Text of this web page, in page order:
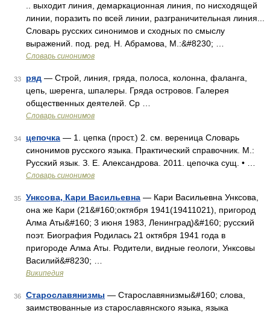
.. выходит линия, демаркационная линия, по нисходящей
линии, поразить по всей линии, разграничительная линия...
Словарь русских синонимов и сходных по смыслу
выражений. под. ред. Н. Абрамова, М.:&#8230; …
Словарь синонимов
33 ряд — Строй, линия, гряда, полоса, колонна, фаланга,
цепь, шеренга, шпалеры. Гряда островов. Галерея
общественных деятелей. Ср …
Словарь синонимов
34 цепочка — 1. цепка (прост.) 2. см. вереница Словарь
синонимов русского языка. Практический справочник. М.:
Русский язык. З. Е. Александрова. 2011. цепочка сущ. • …
Словарь синонимов
35 Унксова, Кари Васильевна — Кари Васильевна Унксова,
она же Кари (21&#160;октября 1941(19411021), пригород
Алма Аты&#160; 3 июня 1983, Ленинград)&#160; русский
поэт. Биография Родилась 21 октября 1941 года в
пригороде Алма Аты. Родители, видные геологи, Унксовы
Василий&#8230; …
Википедия
36 Старославянизмы — Старославянизмы&#160; слова,
заимствованные из старославянского языка, языка